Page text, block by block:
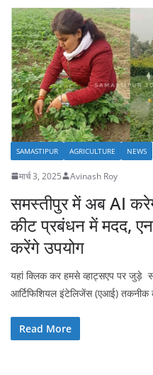
SAMASTIPUR AGRICULTURE NEWS
मार्च 3, 2025 Avinash Roy
समस्तीपुर में अब AI
कीट प्रबंधन में मदद,
करेंगे उपयोग
यहां क्लिक कर हमसे व्हाट्सएप पर जुड़े
आर्टिफिशियल इंटेलिजेंस (एआई)
Read More